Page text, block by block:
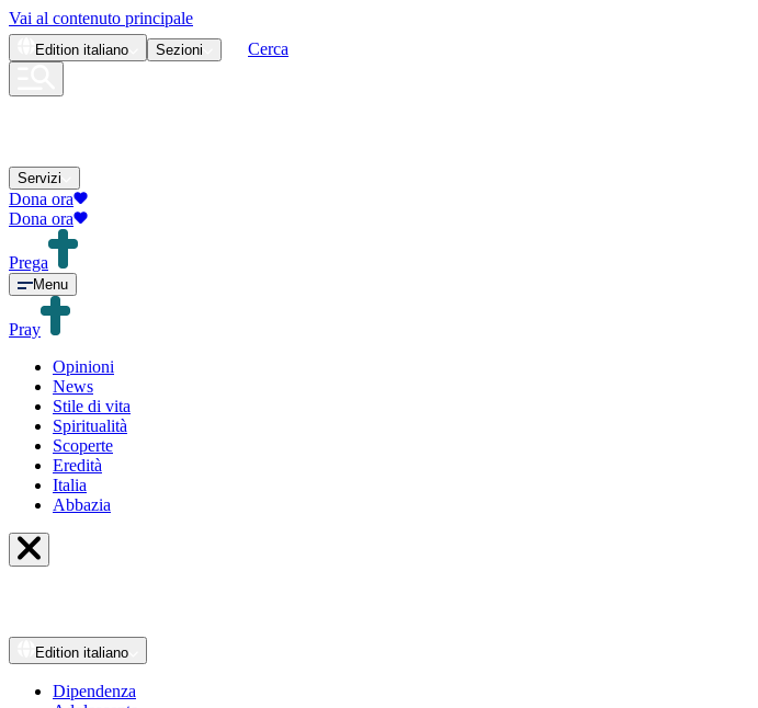
Vai al contenuto principale
Edition italiano Sezioni Cerca
Servizi
Dona ora
Dona ora
Prega
Menu
Pray
Opinioni
News
Stile di vita
Spiritualità
Scoperte
Eredità
Italia
Abbazia
Edition italiano
Dipendenza